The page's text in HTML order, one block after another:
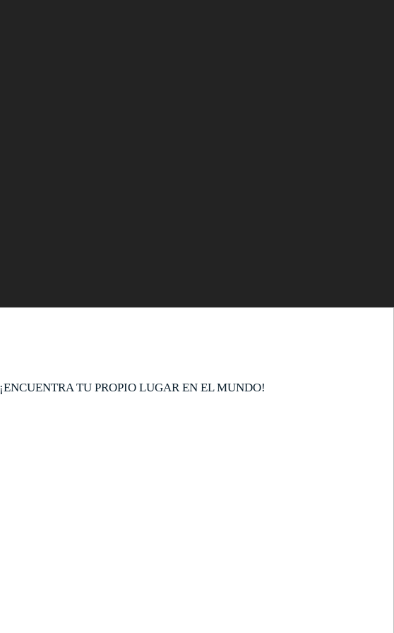
¡ENCUENTRA TU PROPIO LUGAR EN EL MUNDO!